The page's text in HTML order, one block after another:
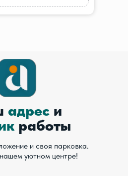
адрес и
работы
и своя парковка.
уютном центре!